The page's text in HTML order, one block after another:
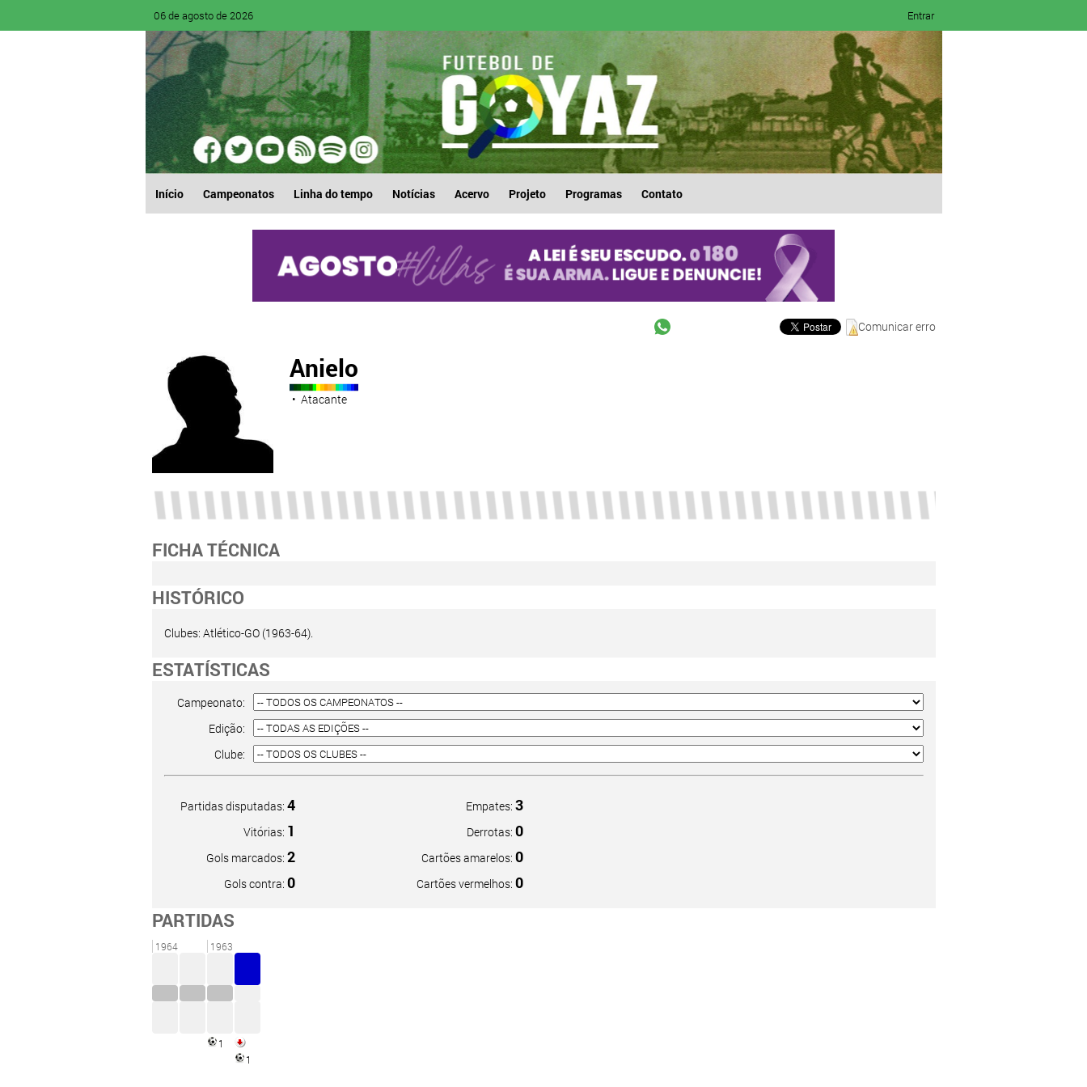
06 de agosto de 2026 Entrar
Início Campeonatos Linha do tempo Notícias Acervo Projeto Programas Contato
Comunicar erro
Anielo
• Atacante
FICHA TÉCNICA
HISTÓRICO
Clubes: Atlético-GO (1963-64).
ESTATÍSTICAS
Campeonato:
Edição:
Clube:
Partidas disputadas: 4
Vitórias: 1
Gols marcados: 2
Gols contra: 0
Empates: 3
Derrotas: 0
Cartões amarelos: 0
Cartões vermelhos: 0
PARTIDAS
1964 1963
1
1